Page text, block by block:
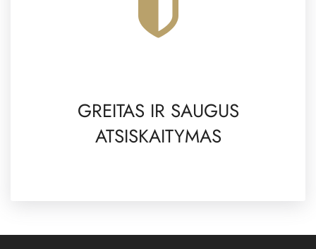
GREITAS IR SAUGUS
ATSISKAITYMAS